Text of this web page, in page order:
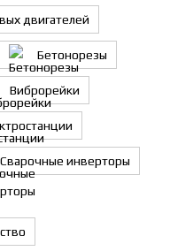
двигателей
Бетонорезы
Виброрейки
Сварочные инверторы